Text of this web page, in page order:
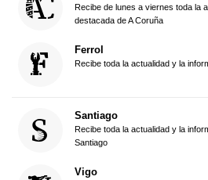
Recibe de lunes a viernes toda la
destacada de A Coruña
Ferrol
Recibe toda la actualidad y la
Santiago
Recibe toda la actualidad y la
Santiago
Vigo